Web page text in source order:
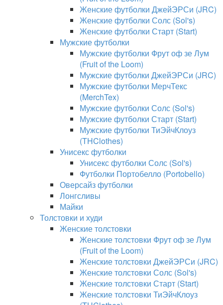
Женские футболки ДжейЭРСи (JRC)
Женские футболки Солс (Sol's)
Женские футболки Старт (Start)
Мужские футболки
Мужские футболки Фрут оф зе Лум
(Fruit of the Loom)
Мужские футболки ДжейЭРСи (JRC)
Мужские футболки МерчТекс
(MerchTex)
Мужские футболки Солс (Sol's)
Мужские футболки Старт (Start)
Мужские футболки ТиЭйчКлоуз
(THClothes)
Унисекс футболки
Унисекс футболки Солс (Sol's)
Футболки Портобелло (Portobello)
Оверсайз футболки
Лонгсливы
Майки
Толстовки и худи
Женские толстовки
Женские толстовки Фрут оф зе Лум
(Fruit of the Loom)
Женские толстовки ДжейЭРСи (JRC)
Женские толстовки Солс (Sol's)
Женские толстовки Старт (Start)
Женские толстовки ТиЭйчКлоуз